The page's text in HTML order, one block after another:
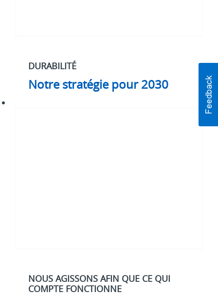
DURABILITÉ
Notre stratégie pour 2030
NOUS AGISSONS AFIN QUE CE QUI
COMPTE FONCTIONNE